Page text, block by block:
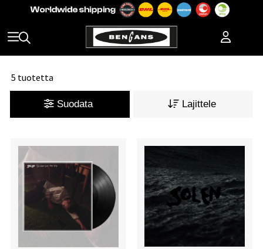
5 tuotetta
Suodata Lajittele